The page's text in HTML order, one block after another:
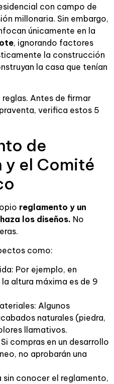
con campo de
millonaria. Sin embargo,
únicamente en la
, ignorando factores
la construcción
la casa que tenían
Antes de firmar
verifica estos 5
de
el Comité
reglamento y un
los diseños. No
como:
Por ejemplo, en
altura máxima es de 9
Algunos
naturales (piedra,
llamativos.
compras en un desarrollo
no aprobarán una
sin conocer el reglamento,